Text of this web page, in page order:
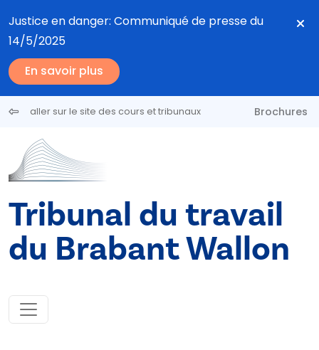
Justice en danger: Communiqué de presse du
14/5/2025
En savoir plus
aller sur le site des cours et tribunaux Brochures
Tribunal du travail
du Brabant Wallon